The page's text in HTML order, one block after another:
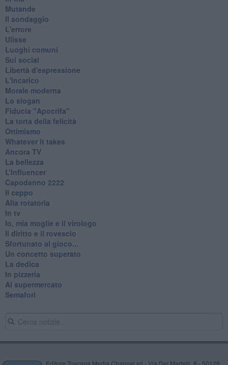
Mutande
Il sondaggio
L'errore
Ulisse
Luoghi comuni
Sui social
Libertà d'espressione
L'incarico
Morale moderna
Lo slogan
Fiducia "Apocrifa"
La torta della felicità
Ottimismo
Whatever it takes
Ancora TV
La bellezza
L’Influencer
​Capodanno 2222
Il ceppo
Alla rotatoria
In tv
Io, mia moglie e il virologo
Il diritto e il rovescio
Sfortunato al gioco...
Un concetto superato
La dedica
In pizzeria
Al supermercato
Semafori
Editore Toscana Media Channel srl - Via Dei Martelli, 8 - 50129